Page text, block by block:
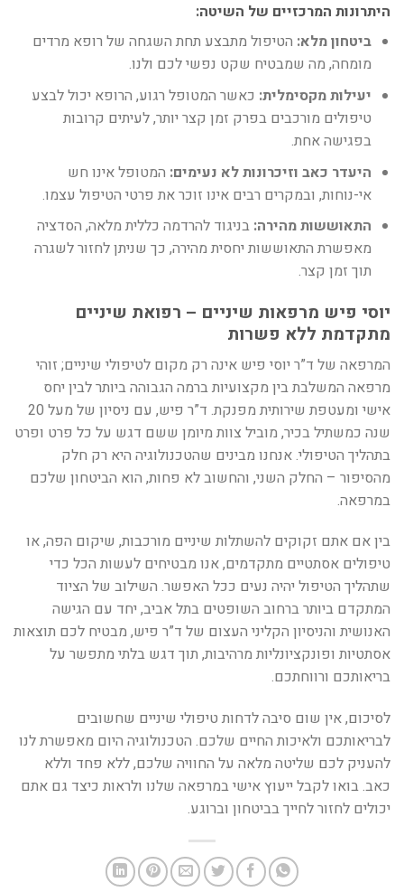
היתרונות המרכזיים של השיטה:
ביטחון מלא: הטיפול מתבצע תחת השגחה של רופא מרדים
מומחה, מה שמבטיח שקט נפשי לכם ולנו.
יעילות מקסימלית: כאשר המטופל רגוע, הרופא יכול לבצע
טיפולים מורכבים בפרק זמן קצר יותר, לעיתים קרובות
בפגישה אחת.
היעדר כאב וזיכרונות לא נעימים: המטופל אינו חש
אי-נוחות, ובמקרים רבים אינו זוכר את פרטי הטיפול עצמו.
התאוששות מהירה: בניגוד להרדמה כללית מלאה, הסדציה
מאפשרת התאוששות יחסית מהירה, כך שניתן לחזור לשגרה
תוך זמן קצר.
יוסי פיש מרפאות שיניים – רפואת שיניים
מתקדמת ללא פשרות
המרפאה של ד”ר יוסי פיש אינה רק מקום לטיפולי שיניים; זוהי
מרפאה המשלבת בין מקצועיות ברמה הגבוהה ביותר לבין יחס
אישי ומעטפת שירותית מפנקת. ד”ר פיש, עם ניסיון של מעל 20
שנה כמשתיל בכיר, מוביל צוות מיומן ששם דגש על כל פרט ופרט
בתהליך הטיפולי. אנחנו מבינים שהטכנולוגיה היא רק חלק
מהסיפור – החלק השני, והחשוב לא פחות, הוא הביטחון שלכם
במרפאה.
בין אם אתם זקוקים להשתלות שיניים מורכבות, שיקום הפה, או
טיפולים אסתטיים מתקדמים, אנו מבטיחים לעשות הכל כדי
שתהליך הטיפול יהיה נעים ככל האפשר. השילוב של הציוד
המתקדם ביותר ברחוב השופטים בתל אביב, יחד עם הגישה
האנושית והניסיון הקליני העצום של ד”ר פיש, מבטיח לכם תוצאות
אסתטיות ופונקציונליות מרהיבות, תוך דגש בלתי מתפשר על
בריאותכם ורווחתכם.
לסיכום, אין שום סיבה לדחות טיפולי שיניים שחשובים
לבריאותכם ולאיכות החיים שלכם. הטכנולוגיה היום מאפשרת לנו
להעניק לכם שליטה מלאה על החוויה שלכם, ללא פחד וללא
כאב. בואו לקבל ייעוץ אישי במרפאה שלנו ולראות כיצד גם אתם
יכולים לחזור לחייך בביטחון וברוגע.